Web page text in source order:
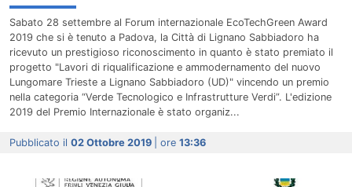
Sabato 28 settembre al Forum internazionale EcoTechGreen Award
2019 che si è tenuto a Padova, la Città di Lignano Sabbiadoro ha
ricevuto un prestigioso riconoscimento in quanto è stato premiato il
progetto "Lavori di riqualificazione e ammodernamento del nuovo
Lungomare Trieste a Lignano Sabbiadoro (UD)" vincendo un premio
nella categoria “Verde Tecnologico e Infrastrutture Verdi”. L'edizione
2019 del Premio Internazionale è stato organiz...
Pubblicato il 02 Ottobre 2019 | ore 13:36